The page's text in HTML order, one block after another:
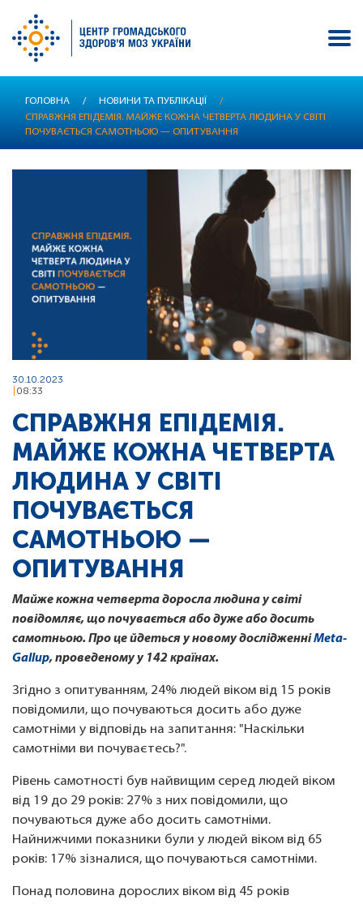
ГОЛОВНА / НОВИНИ ТА ПУБЛІКАЦІЇ
/
СПРАВЖНЯ ЕПІДЕМІЯ. МАЙЖЕ КОЖНА ЧЕТВЕРТА ЛЮДИНА У СВІТІ
ПОЧУВАЄТЬСЯ САМОТНЬОЮ — ОПИТУВАННЯ
30.10.2023
08:33
СПРАВЖНЯ ЕПІДЕМІЯ.
МАЙЖЕ КОЖНА ЧЕТВЕРТА
ЛЮДИНА У СВІТІ
ПОЧУВАЄТЬСЯ
САМОТНЬОЮ —
ОПИТУВАННЯ
Майже кожна четверта доросла людина у світі
повідомляє, що почувається або дуже або досить
самотньою. Про це йдеться у новому дослідженніMeta-
Gallup, проведеному у 142 країнах.
Згідно з опитуванням, 24% людей віком від 15 років
повідомили, що почуваються досить або дуже
самотніми у відповідь на запитання: "Наскільки
самотніми ви почуваєтесь?".
Рівень самотності був найвищим серед людей віком
від 19 до 29 років: 27% з них повідомили, що
почуваються дуже або досить самотніми.
Найнижчими показники були у людей віком від 65
років: 17% зізналися, що почуваються самотніми.
Понад половина дорослих віком від 45 років